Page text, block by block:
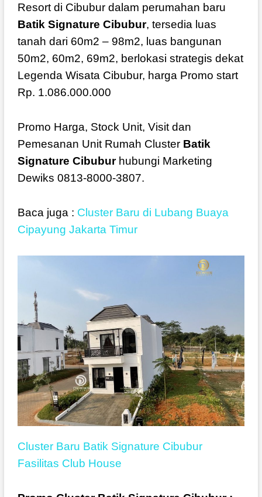
Resort di Cibubur dalam perumahan baru
Batik Signature Cibubur, tersedia luas
tanah dari 60m2 – 98m2, luas bangunan
50m2, 60m2, 69m2, berlokasi strategis dekat
Legenda Wisata Cibubur, harga Promo start
Rp. 1.086.000.000
Promo Harga, Stock Unit, Visit dan
Pemesanan Unit Rumah Cluster Batik
Signature Cibubur hubungi Marketing
Dewiks 0813-8000-3807.
Baca juga : Cluster Baru di Lubang Buaya
Cipayung Jakarta Timur
Cluster Baru Batik Signature Cibubur
Fasilitas Club House